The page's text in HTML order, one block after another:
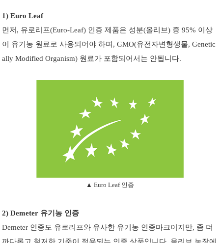
1) Euro Leaf
먼저, 유로리프(Euro-Leaf) 인증 제품은 성분(올리브) 중 95% 이상
이 유기농 원료로 사용되어야 하며, GMO(유전자변형생물, Genetic
ally Modified Organism) 원료가 포함되어서는 안됩니다.
▲ Euro Leaf 인증
2) Demeter 유기농 인증
Demeter 인증도 유로리프와 유사한 유기농 인증마크이지만, 좀 더